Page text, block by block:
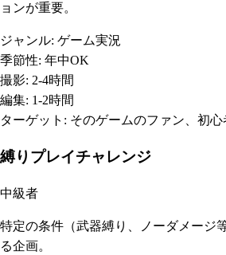
ョンが重要。
ジャンル: ゲーム実況
季節性: 年中OK
撮影: 2-4時間
編集: 1-2時間
ターゲット: そのゲームのファン、初心
縛りプレイチャレンジ
中級者
特定の条件（武器縛り、ノーダメージ
る企画。